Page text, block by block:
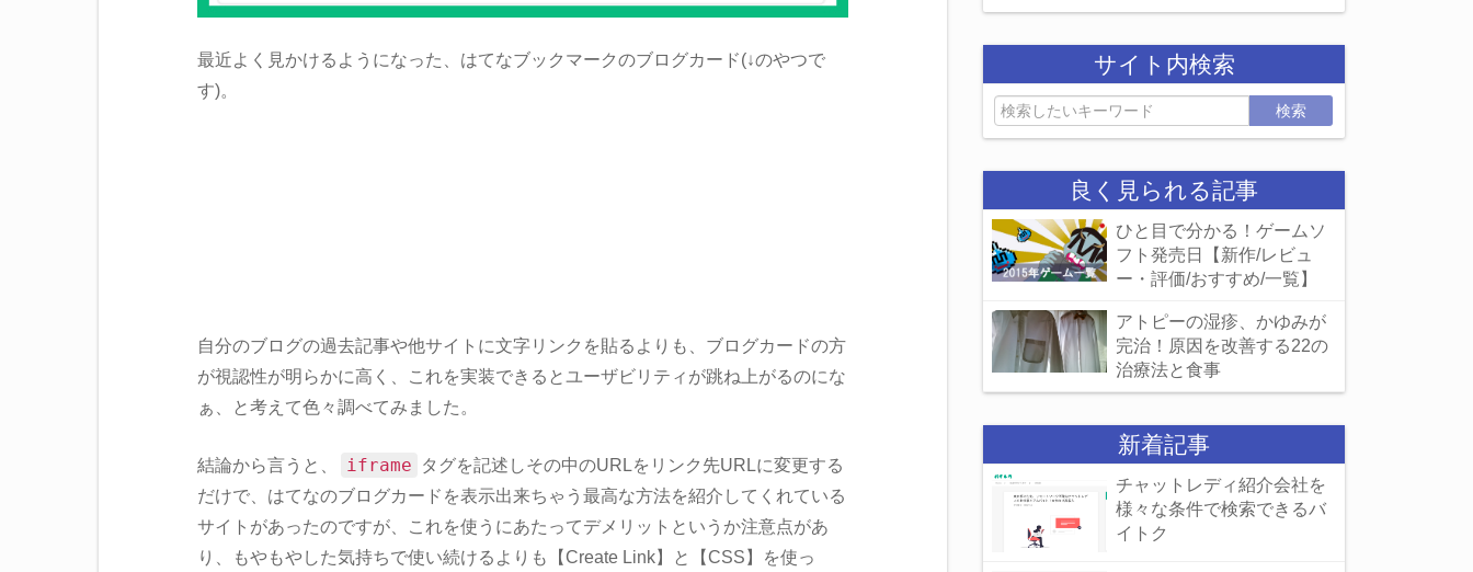
最近よく見かけるようになった、はてなブックマークのブログカード(↓のやつで
す)。
自分のブログの過去記事や他サイトに文字リンクを貼るよりも、ブログカードの方
が視認性が明らかに高く、これを実装できるとユーザビリティが跳ね上がるのにな
ぁ、と考えて色々調べてみました。
結論から言うと、 iframe
タグを記述しその中のURLをリンク先URLに変更する
だけで、はてなのブログカードを表示出来ちゃう最高な方法を紹介してくれている
サイトがあったのですが、これを使うにあたってデメリットというか注意点があ
り、もやもやした気持ちで使い続けるよりも【Create Link】と【CSS】を使っ
サイト内検索
検索
良く見られる記事
ひと目で分かる！ゲームソ
フト発売日【新作/レビュ
ー・評価/おすすめ/一覧】
アトピーの湿疹、かゆみが
完治！原因を改善する22の
治療法と食事
新着記事
チャットレディ紹介会社を
様々な条件で検索できるバ
イトク